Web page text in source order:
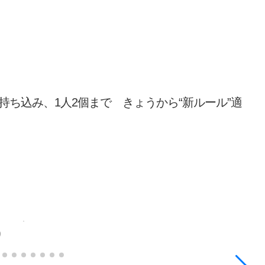
ち込み、1人2個まで きょうから“新ルール”適